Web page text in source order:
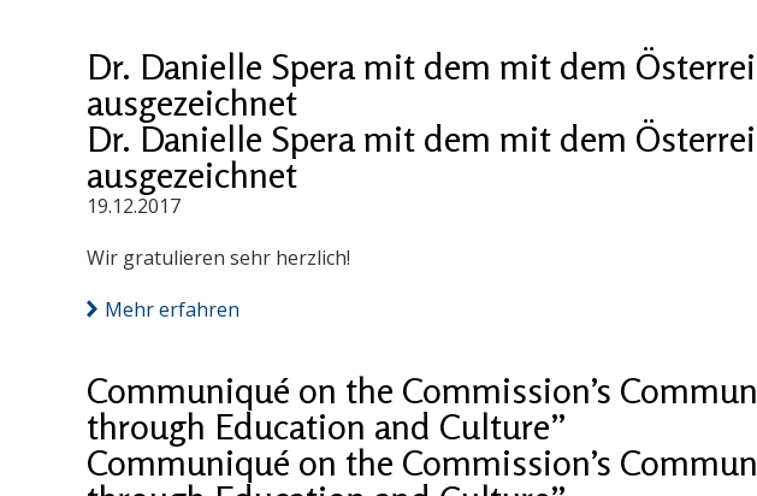
Dr. Danielle Spera mit dem mit dem
ausgezeichnet
Dr. Danielle Spera mit dem mit dem
ausgezeichnet
19.12.2017
Wir gratulieren sehr herzlich!
Mehr erfahren
Communiqué on the Commission’s
through Education and Culture”
Communiqué on the Commission’s